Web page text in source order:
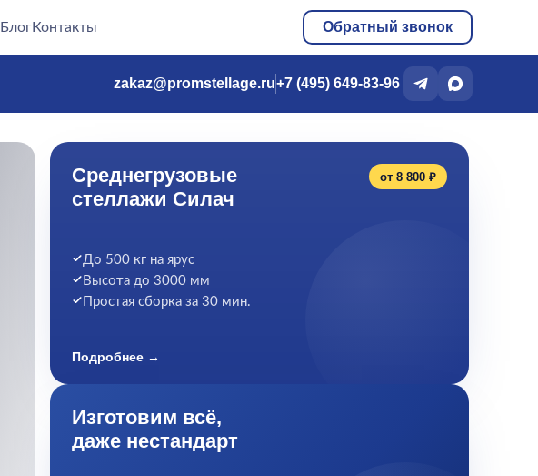
БлогКонтакты Обратный звонок
zakaz@promstellage.ru+7 (495) 649-83-96
Среднегрузовые
стеллажи Силач
от 8 800 ₽
До 500 кг на ярус
Высота до 3000 мм
Простая сборка за 30 мин.
Подробнее →
Изготовим всё,
даже нестандарт